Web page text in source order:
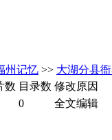
州记忆 >> 大湖分县
数 目录数 修改原因
0
全文编辑